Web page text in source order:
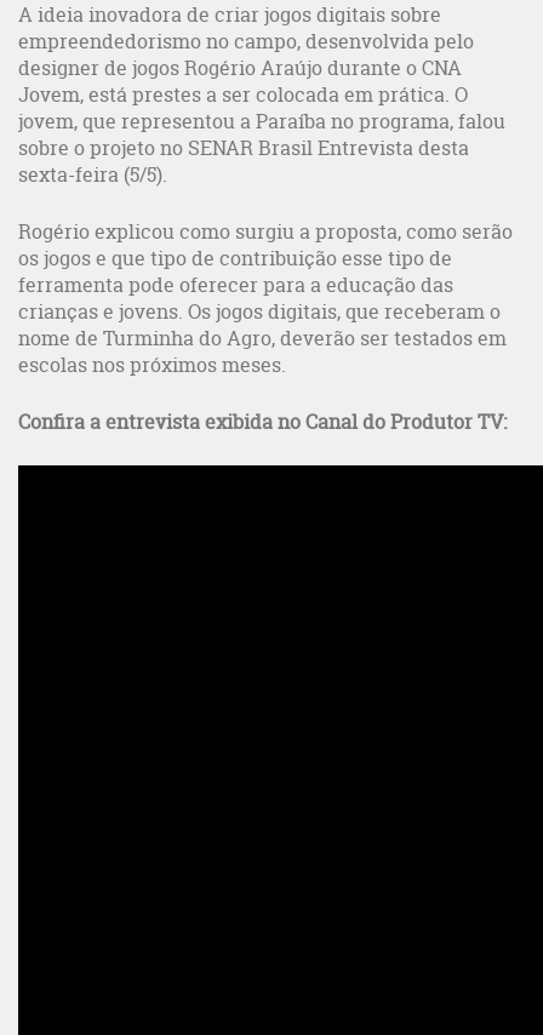
A ideia inovadora de criar jogos digitais sobre
empreendedorismo no campo, desenvolvida pelo
designer de jogos Rogério Araújo durante o CNA
Jovem, está prestes a ser colocada em prática. O
jovem, que representou a Paraíba no programa, falou
sobre o projeto no SENAR Brasil Entrevista desta
sexta-feira (5/5).
Rogério explicou como surgiu a proposta, como serão
os jogos e que tipo de contribuição esse tipo de
ferramenta pode oferecer para a educação das
crianças e jovens. Os jogos digitais, que receberam o
nome de Turminha do Agro, deverão ser testados em
escolas nos próximos meses.
Confira a entrevista exibida no Canal do Produtor TV: